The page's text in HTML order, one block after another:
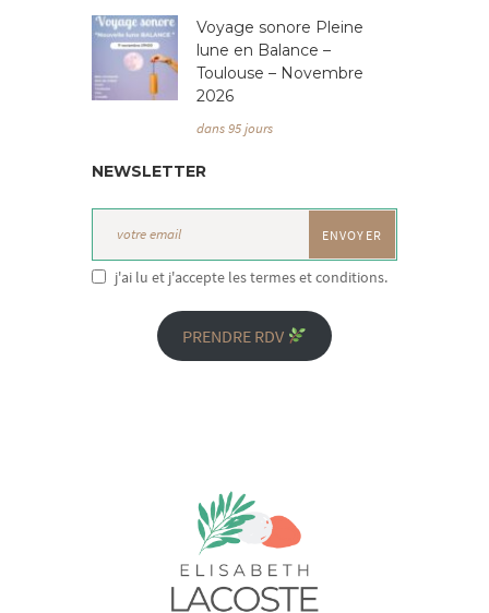
Voyage sonore Pleine
lune en Balance –
Toulouse – Novembre
2026
dans 95 jours
NEWSLETTER
j'ai lu et j'accepte les termes et conditions.
PRENDRE RDV